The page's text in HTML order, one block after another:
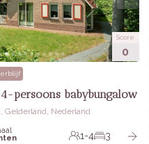
Score
0
persoons babybungalow
Gelderland, Nederland
1-4 3